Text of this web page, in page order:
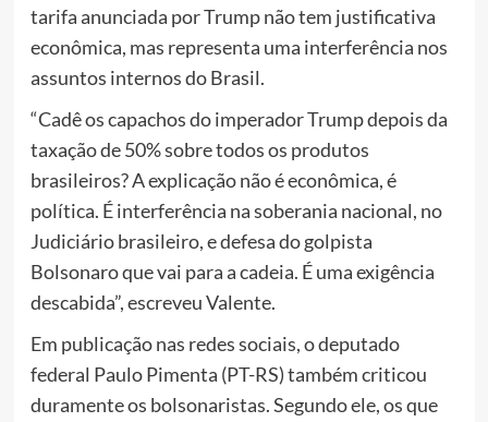
tarifa anunciada por Trump não tem justificativa
econômica, mas representa uma interferência nos
assuntos internos do Brasil.
“Cadê os capachos do imperador Trump depois da
taxação de 50% sobre todos os produtos
brasileiros? A explicação não é econômica, é
política. É interferência na soberania nacional, no
Judiciário brasileiro, e defesa do golpista
Bolsonaro que vai para a cadeia. É uma exigência
descabida”, escreveu Valente.
Em publicação nas redes sociais, o deputado
federal Paulo Pimenta (PT-RS) também criticou
duramente os bolsonaristas. Segundo ele, os que